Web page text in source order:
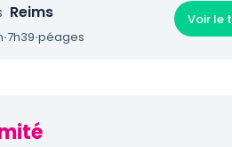
Reims
·7h39·péages
Voir le